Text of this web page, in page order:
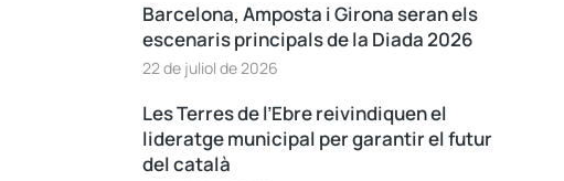
Barcelona, Amposta i Girona seran els
escenaris principals de la Diada 2026
22 de juliol de 2026
Les Terres de l’Ebre reivindiquen el
lideratge municipal per garantir el futur
del català